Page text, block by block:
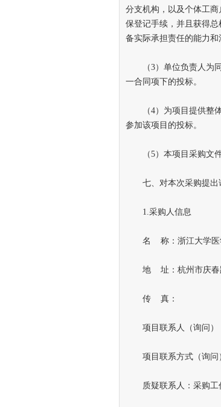
分支机构，以及个体工
保登记手续，并且获得
备实际承担责任的能力和
（3）单位负责人为同
一合同项下的投标。
（4）为项目提供整体
参加该项目的投标。
（5）本项目采购文件
七、对本次采购提出
1.采购人信息
名 称：浙江大学医
地 址：杭州市庆春
传 真：
项目联系人（询问）
项目联系方式（询问
质疑联系人：采购工